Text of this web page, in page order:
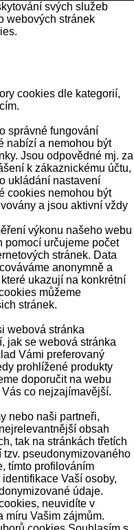
svých služeb
webových stránek
cookies dle kategorií,
správné fungování
nabízí a nemohou být
Jsou odpovědné mj. za
k zákaznickému účtu,
ukládání nastavení
cookies nemohou být
a jsou aktivní vždy
výkonu našeho webu
pomocí určujeme počet
stránek. Data
anonymně a
ukazují na konkrétní
můžeme
stránek.
webová stránka
jak se webová stránka
Vámi preferovaný
prohlížené produkty
doporučit na webu
co nejzajímavější.
nebo naši partneři,
obsah
tak na stránkách třetích
pseudonymizovaného
tímto profilováním
Vaší osoby,
údaje.
neuvidíte v
míru Vašim zájmům.